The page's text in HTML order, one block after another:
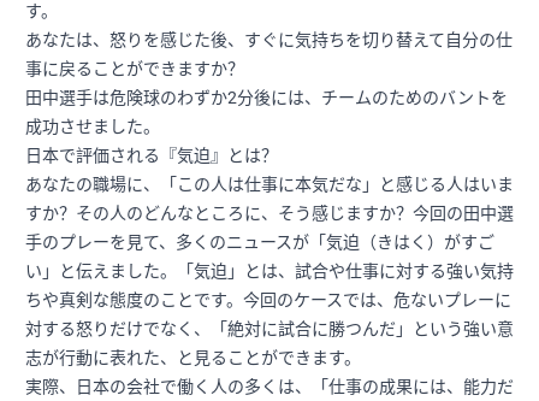
す。
あなたは、怒りを感じた後、すぐに気持ちを切り替えて自分の仕
事に戻ることができますか？
田中選手は危険球のわずか2分後には、チームのためのバントを
成功させました。
日本で評価される『気迫』とは？
あなたの職場に、「この人は仕事に本気だな」と感じる人はいま
すか？その人のどんなところに、そう感じますか？今回の田中選
手のプレーを見て、多くのニュースが「気迫（きはく）がすご
い」と伝えました。「気迫」とは、試合や仕事に対する強い気持
ちや真剣な態度のことです。今回のケースでは、危ないプレーに
対する怒りだけでなく、「絶対に試合に勝つんだ」という強い意
志が行動に表れた、と見ることができます。
実際、日本の会社で働く人の多くは、「仕事の成果には、能力だ